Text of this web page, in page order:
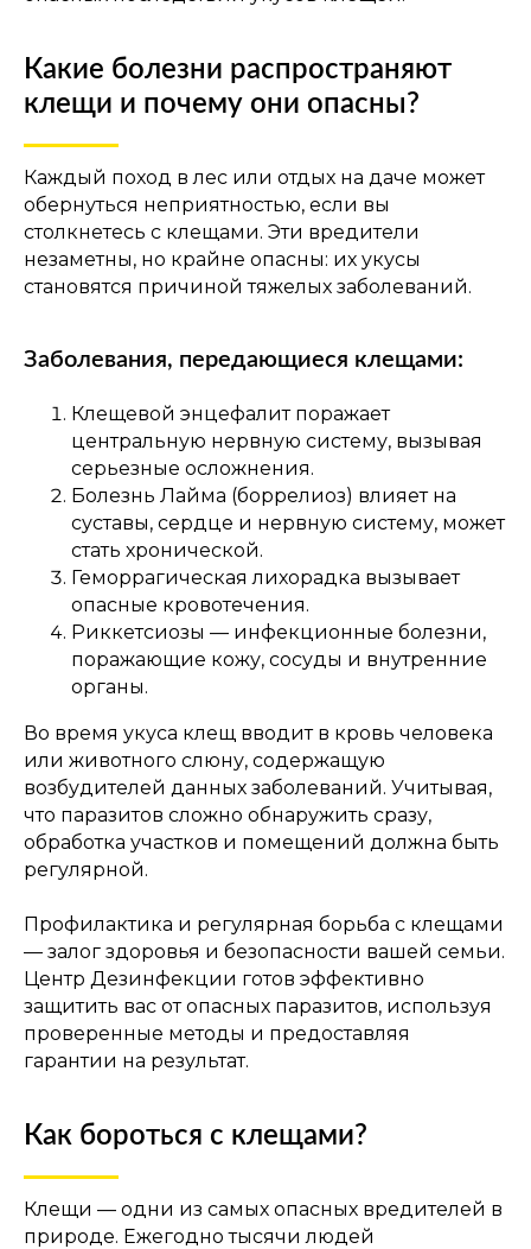
Какие болезни распространяют
клещи и почему они опасны?
Каждый поход в лес или отдых на даче может
обернуться неприятностью, если вы
столкнетесь с клещами. Эти вредители
незаметны, но крайне опасны: их укусы
становятся причиной тяжелых заболеваний.
Заболевания, передающиеся клещами:
Клещевой энцефалит поражает
центральную нервную систему, вызывая
серьезные осложнения.
Болезнь Лайма (боррелиоз) влияет на
суставы, сердце и нервную систему, может
стать хронической.
Геморрагическая лихорадка вызывает
опасные кровотечения.
Риккетсиозы — инфекционные болезни,
поражающие кожу, сосуды и внутренние
органы.
Во время укуса клещ вводит в кровь человека
или животного слюну, содержащую
возбудителей данных заболеваний. Учитывая,
что паразитов сложно обнаружить сразу,
обработка участков и помещений должна быть
регулярной.
Профилактика и регулярная борьба с клещами
— залог здоровья и безопасности вашей семьи.
Центр Дезинфекции готов эффективно
защитить вас от опасных паразитов, используя
проверенные методы и предоставляя
гарантии на результат.
Как бороться с клещами?
Клещи — одни из самых опасных вредителей в
природе. Ежегодно тысячи людей